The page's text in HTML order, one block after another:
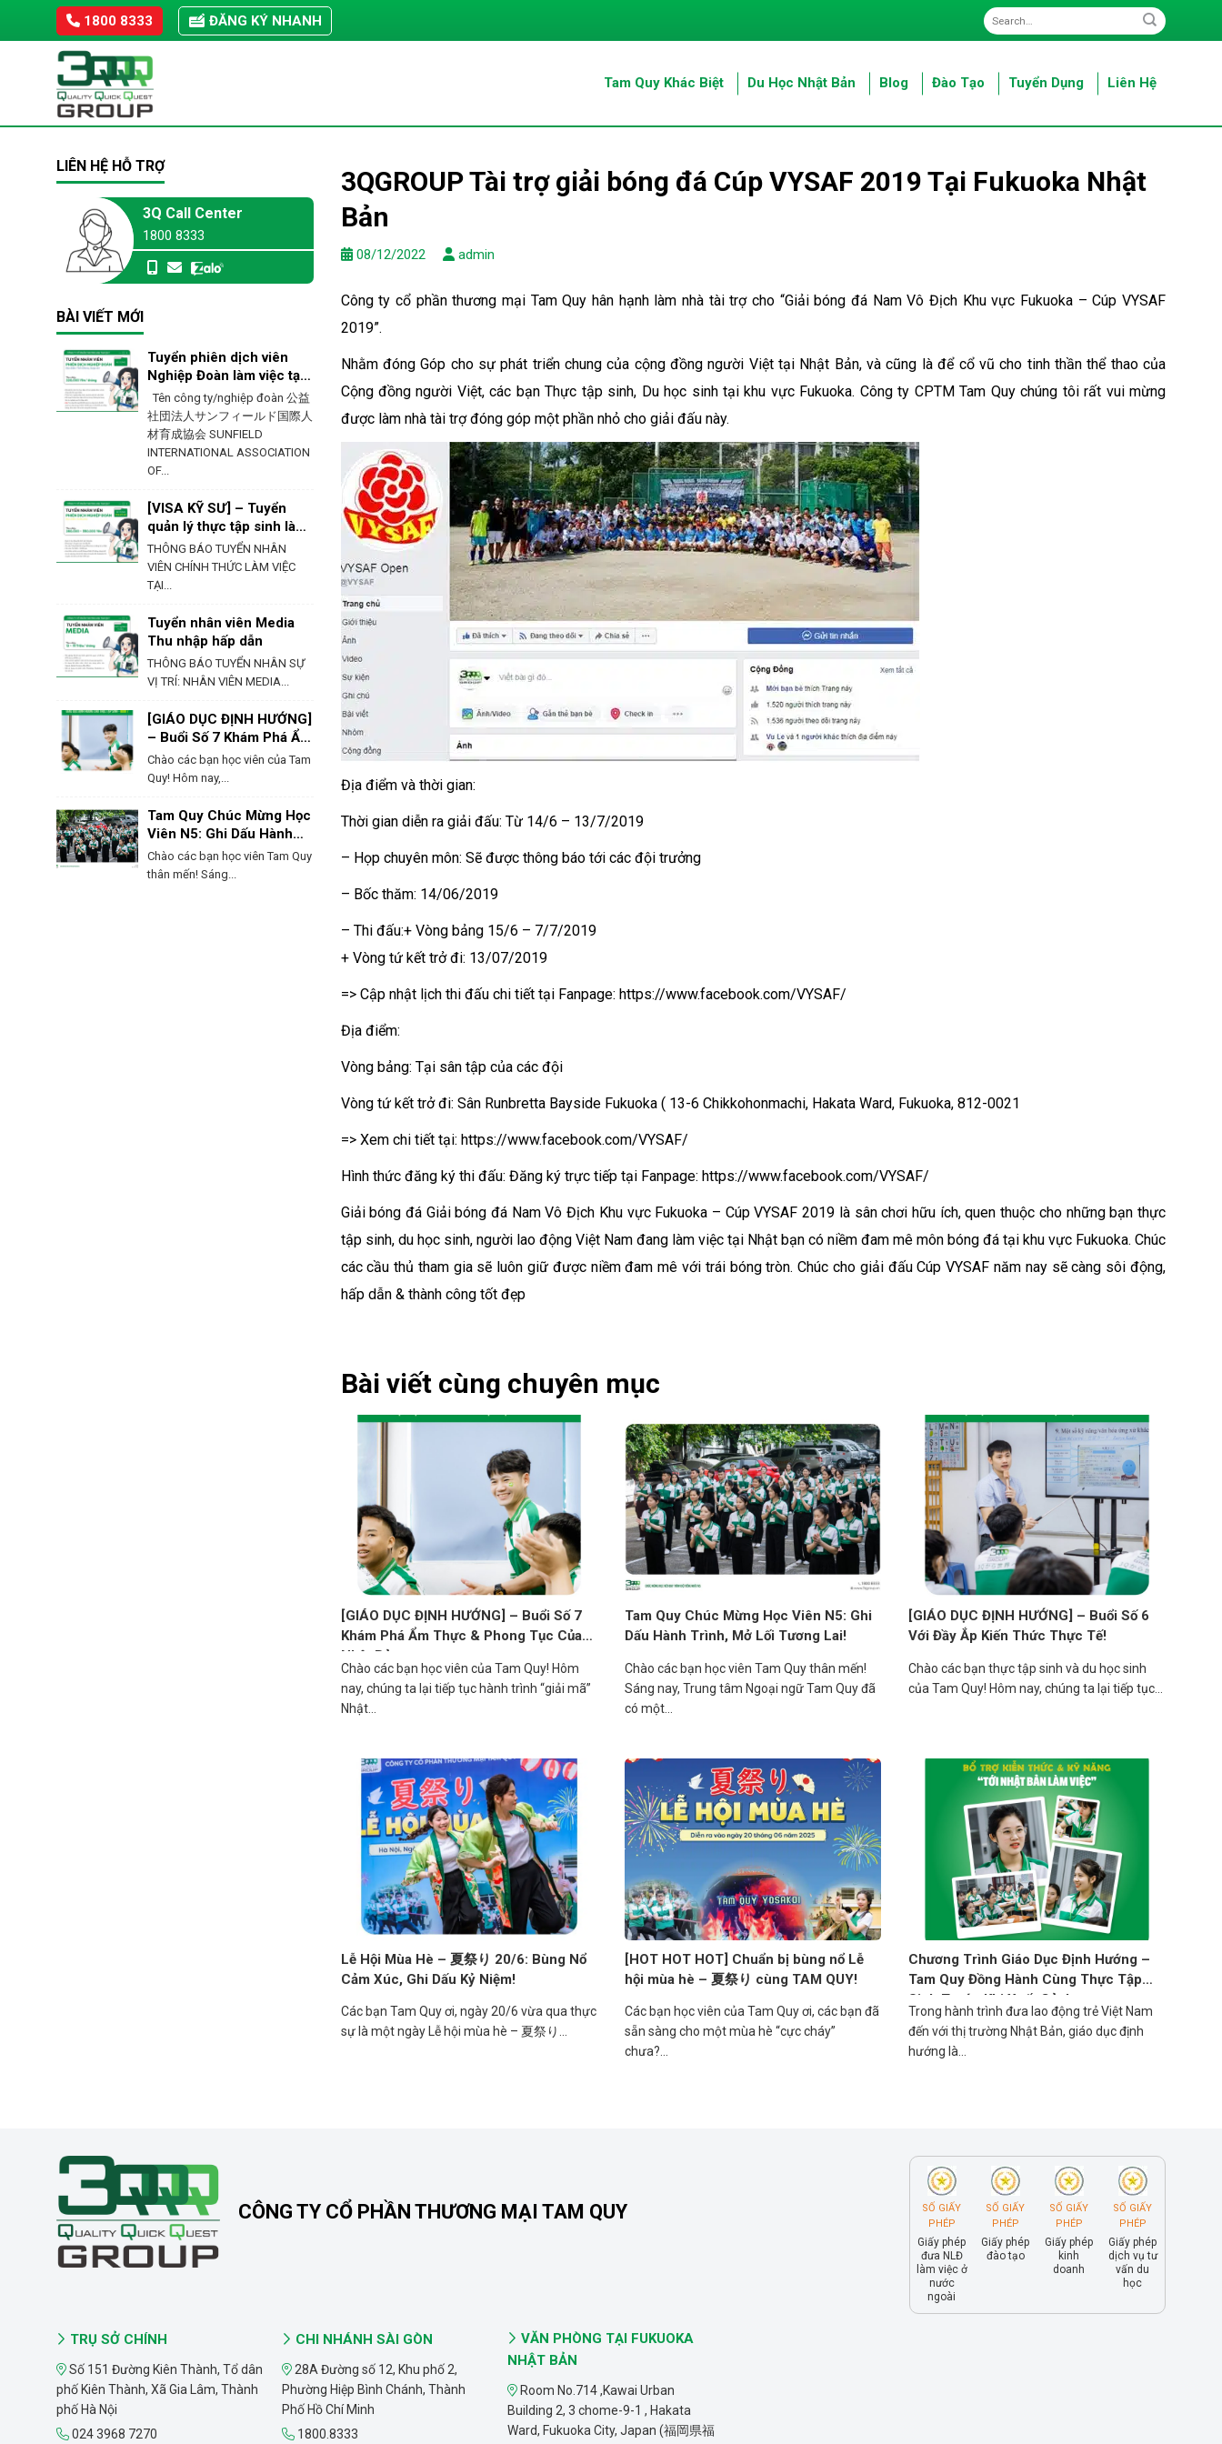
1800 8333 ĐĂNG KÝ NHANH
Tam Quy Khác Biệt Du Học Nhật Bản Blog Đào Tạo Tuyển Dụng Liên Hệ
LIÊN HỆ HỖ TRỢ
3Q Call Center
1800 8333
BÀI VIẾT MỚI
Tuyển phiên dịch viên
Nghiệp Đoàn làm việc tại
Ehime – Nhật Bản
Tên công ty/nghiệp đoàn 公益
社団法人サンフィールド国際人
材育成協会 SUNFIELD
INTERNATIONAL ASSOCIATION
OF...
[VISA KỸ SƯ] – Tuyển
quản lý thực tập sinh làm
việc tại Hokkaido
THÔNG BÁO TUYỂN NHÂN
VIÊN CHÍNH THỨC LÀM VIỆC
TẠI...
Tuyển nhân viên Media
Thu nhập hấp dẫn
THÔNG BÁO TUYỂN NHÂN SỰ
VỊ TRÍ: NHÂN VIÊN MEDIA...
[GIÁO DỤC ĐỊNH HƯỚNG]
– Buổi Số 7 Khám Phá Ẩm
Thực & Phong Tục Của
Nhật Bản
Chào các bạn học viên của Tam
Quy! Hôm nay,...
Tam Quy Chúc Mừng Học
Viên N5: Ghi Dấu Hành
Trình, Mở Lối Tương Lai!
Chào các bạn học viên Tam Quy
thân mến! Sáng...
3QGROUP Tài trợ giải bóng đá Cúp VYSAF 2019 Tại Fukuoka Nhật
Bản
08/12/2022 admin
Công ty cổ phần thương mại Tam Quy hân hạnh làm nhà tài trợ cho “Giải bóng đá Nam Vô Địch Khu vực Fukuoka – Cúp VYSAF
2019”.
Nhằm đóng Góp cho sự phát triển chung của cộng đồng người Việt tại Nhật Bản, và cũng là để cổ vũ cho tinh thần thể thao của
Cộng đồng người Việt, các bạn Thực tập sinh, Du học sinh tại khu vực Fukuoka. Công ty CPTM Tam Quy chúng tôi rất vui mừng
được làm nhà tài trợ đóng góp một phần nhỏ cho giải đấu này.
Địa điểm và thời gian:
Thời gian diễn ra giải đấu: Từ 14/6 – 13/7/2019
– Họp chuyên môn: Sẽ được thông báo tới các đội trưởng
– Bốc thăm: 14/06/2019
– Thi đấu:+ Vòng bảng 15/6 – 7/7/2019
+ Vòng tứ kết trở đi: 13/07/2019
=> Cập nhật lịch thi đấu chi tiết tại Fanpage: https://www.facebook.com/VYSAF/
Địa điểm:
Vòng bảng: Tại sân tập của các đội
Vòng tứ kết trở đi: Sân Runbretta Bayside Fukuoka ( 13-6 Chikkohonmachi, Hakata Ward, Fukuoka, 812-0021
=> Xem chi tiết tại: https://www.facebook.com/VYSAF/
Hình thức đăng ký thi đấu: Đăng ký trực tiếp tại Fanpage: https://www.facebook.com/VYSAF/
Giải bóng đá Giải bóng đá Nam Vô Địch Khu vực Fukuoka – Cúp VYSAF 2019 là sân chơi hữu ích, quen thuộc cho những bạn thực
tập sinh, du học sinh, người lao động Việt Nam đang làm việc tại Nhật bạn có niềm đam mê môn bóng đá tại khu vực Fukuoka. Chúc
các cầu thủ tham gia sẽ luôn giữ được niềm đam mê với trái bóng tròn. Chúc cho giải đấu Cúp VYSAF năm nay sẽ càng sôi động,
hấp dẫn & thành công tốt đẹp
Bài viết cùng chuyên mục
[GIÁO DỤC ĐỊNH HƯỚNG] – Buổi Số 7
Khám Phá Ẩm Thực & Phong Tục Của
Nhật Bản
Chào các bạn học viên của Tam Quy! Hôm
nay, chúng ta lại tiếp tục hành trình “giải mã”
Nhật...
Tam Quy Chúc Mừng Học Viên N5: Ghi
Dấu Hành Trình, Mở Lối Tương Lai!
Chào các bạn học viên Tam Quy thân mến!
Sáng nay, Trung tâm Ngoại ngữ Tam Quy đã
có một...
[GIÁO DỤC ĐỊNH HƯỚNG] – Buổi Số 6
Với Đầy Ắp Kiến Thức Thực Tế!
Chào các bạn thực tập sinh và du học sinh
của Tam Quy! Hôm nay, chúng ta lại tiếp tục...
Lễ Hội Mùa Hè – 夏祭り 20/6: Bùng Nổ
Cảm Xúc, Ghi Dấu Kỷ Niệm!
Các bạn Tam Quy ơi, ngày 20/6 vừa qua thực
sự là một ngày Lễ hội mùa hè – 夏祭り...
[HOT HOT HOT] Chuẩn bị bùng nổ Lễ
hội mùa hè – 夏祭り cùng TAM QUY!
Các bạn học viên của Tam Quy ơi, các bạn đã
sẵn sàng cho một mùa hè “cực cháy”
chưa?...
Chương Trình Giáo Dục Định Hướng –
Tam Quy Đồng Hành Cùng Thực Tập
Sinh Trước Khi Xuất Cảnh
Trong hành trình đưa lao động trẻ Việt Nam
đến với thị trường Nhật Bản, giáo dục định
hướng là...
CÔNG TY CỔ PHẦN THƯƠNG MẠI TAM QUY
SỐ GIẤY
PHÉP
Giấy phép
đưa NLĐ
làm việc ở
nước
ngoài
SỐ GIẤY
PHÉP
Giấy phép
đào tạo
SỐ GIẤY
PHÉP
Giấy phép
kinh
doanh
SỐ GIẤY
PHÉP
Giấy phép
dịch vụ tư
vấn du
học
TRỤ SỞ CHÍNH
Số 151 Đường Kiên Thành, Tổ dân
phố Kiên Thành, Xã Gia Lâm, Thành
phố Hà Nội
024 3968 7270
CHI NHÁNH SÀI GÒN
28A Đường số 12, Khu phố 2,
Phường Hiệp Bình Chánh, Thành
Phố Hồ Chí Minh
1800.8333
VĂN PHÒNG TẠI FUKUOKA
NHẬT BẢN
Room No.714 ,Kawai Urban
Building 2, 3 chome-9-1 , Hakata
Ward, Fukuoka City, Japan (福岡県福